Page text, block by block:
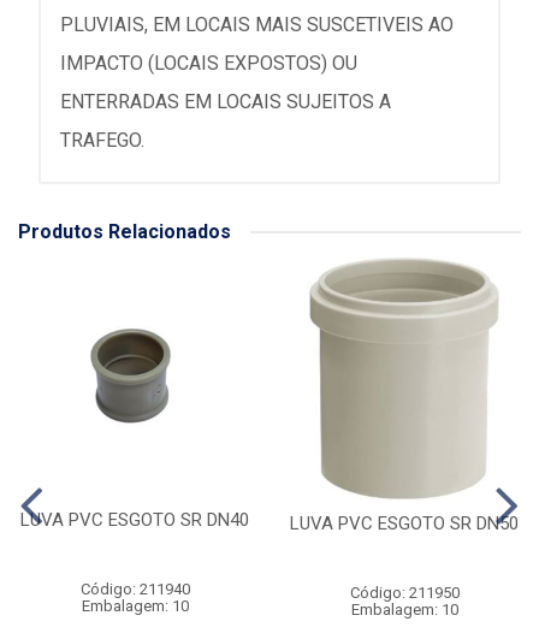
PLUVIAIS, EM LOCAIS MAIS SUSCETIVEIS AO
IMPACTO (LOCAIS EXPOSTOS) OU
ENTERRADAS EM LOCAIS SUJEITOS A
TRAFEGO.
Produtos Relacionados
LUVA PVC ESGOTO SR DN40
Código: 211940
Embalagem: 10
LUVA PVC ESGOTO SR DN50
Código: 211950
Embalagem: 10